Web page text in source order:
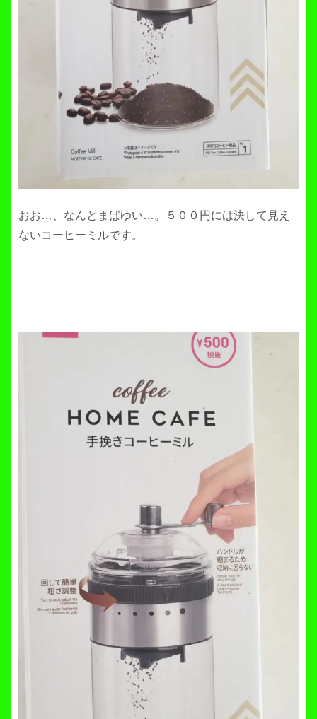
おお…、なんとまばゆい…。５００円には決して見え
ないコーヒーミルです。